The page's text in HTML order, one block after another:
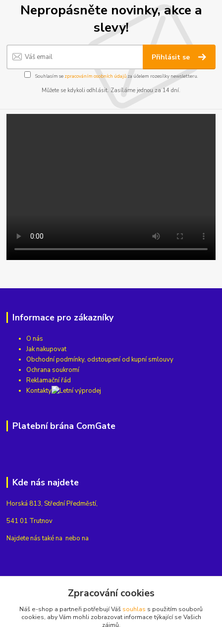
Nepropásněte novinky, akce a
slevy!
Přihlásit se
Souhlasím se zpracováním osobních údajůza účelem rozesílky newsletteru.
Můžete se kdykoli odhlásit. Zasíláme jednou za 14 dní.
Informace pro zákazníky
O nás
Jak nakupovat
Obchodní podmínky, odstoupení od kupní smlouvy
Ochrana soukromí
Reklamační řád
Kontakty
Platební brána ComGate
Kde nás najdete
Horská 813, Střední Předměstí,
541 01 Trutnov
Najdete nás také na nebo na
+420775654704
Zpracování cookies
Náš e-shop a partneři potřebují Váš souhlas s použitím souborů
cookies, aby Vám mohli zobrazovat informace týkající se Vašich
zájmů.